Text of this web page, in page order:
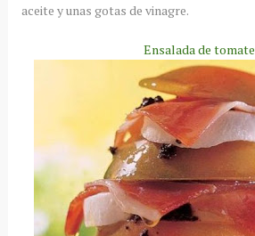
aceite y unas gotas de vinagre.
Ensalada de tomate